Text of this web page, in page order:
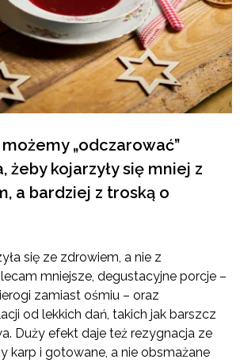
„odczarować”
żeby kojarzyły się mniej z
a bardziej z troską o
się ze zdrowiem, a nie z
mniejsze, degustacyjne porcje –
zamiast ośmiu – oraz
od lekkich dań, takich jak barszcz
Duży efekt daje też rezygnacja ze
karp i gotowane, a nie obsmażane